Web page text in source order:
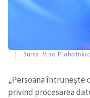
Sursa: Vlad
„Persoana întrunește
privind procesarea